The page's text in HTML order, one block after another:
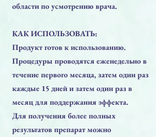
области по усмотрению врача.
КАК ИСПОЛЬЗОВАТЬ:
Продукт готов к использованию.
Процедуры проводятся еженедельно в
течение первого месяца, затем один раз
каждые 15 дней и затем один раз в
месяц для поддержания эффекта.
Для получения более полных
результатов препарат можно